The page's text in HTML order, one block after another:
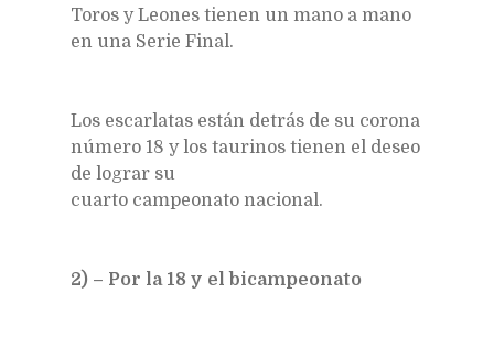
Toros y Leones tienen un mano a mano
en una Serie Final.
Los escarlatas están detrás de su corona
número 18 y los taurinos tienen el deseo
de lograr su
cuarto campeonato nacional.
2) – Por la 18 y el bicampeonato